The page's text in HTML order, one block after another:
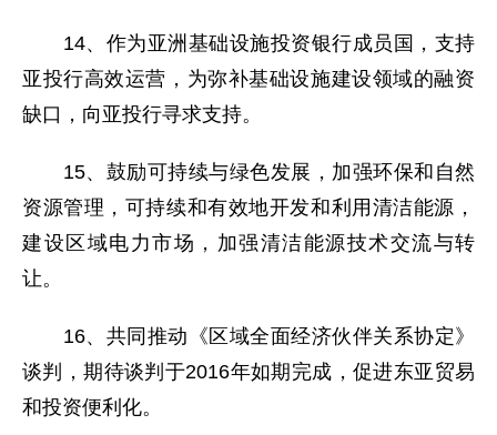
14、作为亚洲基础设施投资银行成员国，支持
亚投行高效运营，为弥补基础设施建设领域的融资
缺口，向亚投行寻求支持。
15、鼓励可持续与绿色发展，加强环保和自然
资源管理，可持续和有效地开发和利用清洁能源，
建设区域电力市场，加强清洁能源技术交流与转
让。
16、共同推动《区域全面经济伙伴关系协定》
谈判，期待谈判于2016年如期完成，促进东亚贸易
和投资便利化。